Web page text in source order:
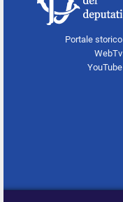
Portale storico
WebTv
YouTube